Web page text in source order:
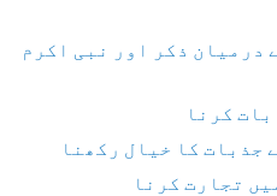
درمیان ذکر اور نبی اکرم
کرنا
جذبات کا خیال رکھنا
تجارت کرنا